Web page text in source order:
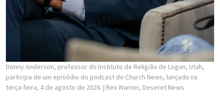
Donny Anderson, professor do Instituto de Religião de Logan, Utah,
participa de um episódio do podcast do Church News, lançado na
terça-feira, 4 de agosto de 2026. | Rex Warner, Deseret News